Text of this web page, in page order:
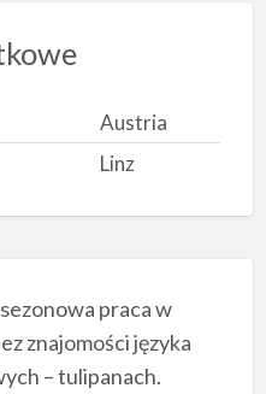
Austria
Linz
praca w
znajomości języka
– tulipanach.